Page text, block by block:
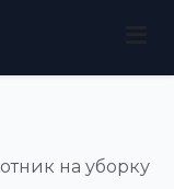
на уборку